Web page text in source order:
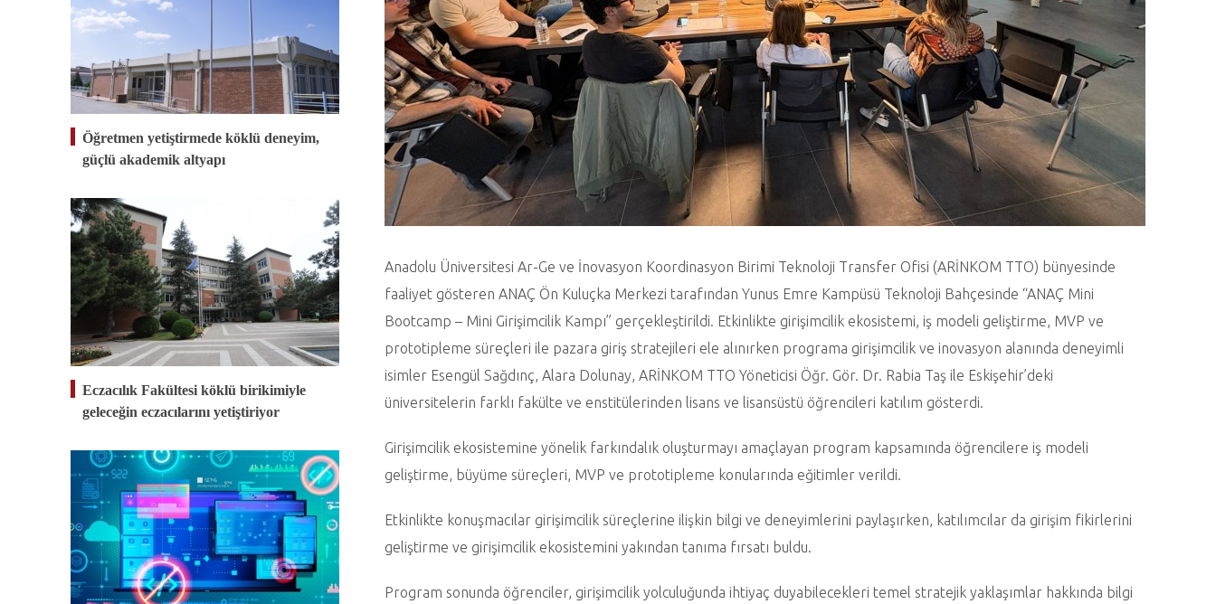
Anadolu Üniversitesi Ar-Ge ve İnovasyon Koordinasyon Birimi Teknoloji Transfer Ofisi (ARİNKOM TTO) bünyesinde
faaliyet gösteren ANAÇ Ön Kuluçka Merkezi tarafından Yunus Emre Kampüsü Teknoloji Bahçesinde “ANAÇ Mini
Bootcamp – Mini Girişimcilik Kampı” gerçekleştirildi. Etkinlikte girişimcilik ekosistemi, iş modeli geliştirme, MVP ve
prototipleme süreçleri ile pazara giriş stratejileri ele alınırken programa girişimcilik ve inovasyon alanında deneyimli
isimler Esengül Sağdınç, Alara Dolunay, ARİNKOM TTO Yöneticisi Öğr. Gör. Dr. Rabia Taş ile Eskişehir’deki
üniversitelerin farklı fakülte ve enstitülerinden lisans ve lisansüstü öğrencileri katılım gösterdi.
Girişimcilik ekosistemine yönelik farkındalık oluşturmayı amaçlayan program kapsamında öğrencilere iş modeli
geliştirme, büyüme süreçleri, MVP ve prototipleme konularında eğitimler verildi.
Etkinlikte konuşmacılar girişimcilik süreçlerine ilişkin bilgi ve deneyimlerini paylaşırken, katılımcılar da girişim fikirlerini
geliştirme ve girişimcilik ekosistemini yakından tanıma fırsatı buldu.
Program sonunda öğrenciler, girişimcilik yolculuğunda ihtiyaç duyabilecekleri temel stratejik yaklaşımlar hakkında bilgi
Öğretmen yetiştirmede köklü deneyim,
güçlü akademik altyapı
Eczacılık Fakültesi köklü birikimiyle
geleceğin eczacılarını yetiştiriyor